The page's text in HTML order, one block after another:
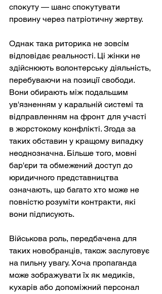
спокуту — шанс спокутувати
провину через патріотичну жертву.
Однак така риторика не зовсім
відповідає реальності. Ці жінки не
здійснюють волонтерську діяльність,
перебуваючи на позиції свободи.
Вони обирають між подальшим
ув'язненням у каральній системі та
відправленням на фронт для участі
в жорстокому конфлікті. Згода за
таких обставин у кращому випадку
неоднозначна. Більше того, мовні
бар'єри та обмежений доступ до
юридичного представництва
означають, що багато хто може не
повністю розуміти контракти, які
вони підписують.
Військова роль, передбачена для
таких новобранців, також заслуговує
на пильну увагу. Хоча пропаганда
може зображувати їх як медиків,
кухарів або допоміжний персонал